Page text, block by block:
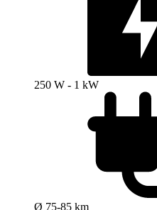
250 W - 1 kW
Ø 75-85 km